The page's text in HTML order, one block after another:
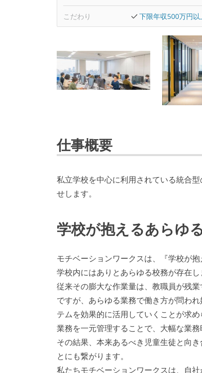
こだわり 下限年収500万円以
仕事概要
私立学校を中心に利用されている統合
せします。
学校が抱えるあらゆ
モチベーションワークスは、『学校が
学校内にはありとあらゆる校務が存在し
従来その膨大な作業量は、教職員が残
ですが、あらゆる業務で働き方が問わ
テムを効果的に活用していくことが求め
業務を一元管理することで、大幅な業務
その結果、本来あるべき児童生徒と向
とにも繋がります。
私たちモチベーションワークスは、自